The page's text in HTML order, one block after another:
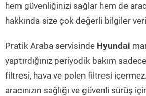
hem güvenliğinizi sağlar hem de
hakkında size çok değerli bilgiler
Pratik Araba servisinde Hyundai
yaptırdığınız periyodik bakım
filtresi, hava ve polen filtresi içermez.
aracınızın sağlığı ve güvenli sürüş